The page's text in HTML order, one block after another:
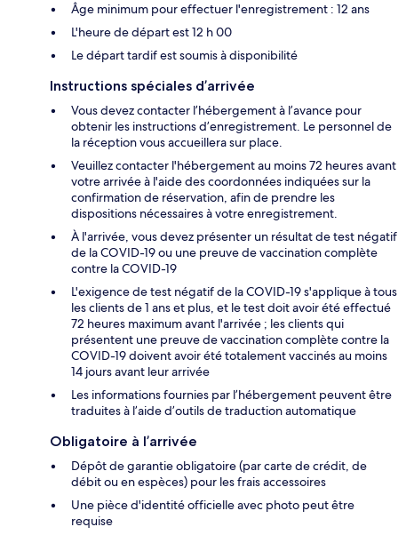
Âge minimum pour effectuer l'enregistrement : 12 ans
L'heure de départ est 12 h 00
Le départ tardif est soumis à disponibilité
Instructions spéciales d’arrivée
Vous devez contacter l’hébergement à l’avance pour
obtenir les instructions d’enregistrement. Le personnel de
la réception vous accueillera sur place.
Veuillez contacter l'hébergement au moins 72 heures avant
votre arrivée à l'aide des coordonnées indiquées sur la
confirmation de réservation, afin de prendre les
dispositions nécessaires à votre enregistrement.
À l'arrivée, vous devez présenter un résultat de test négatif
de la COVID-19 ou une preuve de vaccination complète
contre la COVID-19
L'exigence de test négatif de la COVID-19 s'applique à tous
les clients de 1 ans et plus, et le test doit avoir été effectué
72 heures maximum avant l'arrivée ; les clients qui
présentent une preuve de vaccination complète contre la
COVID-19 doivent avoir été totalement vaccinés au moins
14 jours avant leur arrivée
Les informations fournies par l’hébergement peuvent être
traduites à l’aide d’outils de traduction automatique
Obligatoire à l’arrivée
Dépôt de garantie obligatoire (par carte de crédit, de
débit ou en espèces) pour les frais accessoires
Une pièce d'identité officielle avec photo peut être
requise